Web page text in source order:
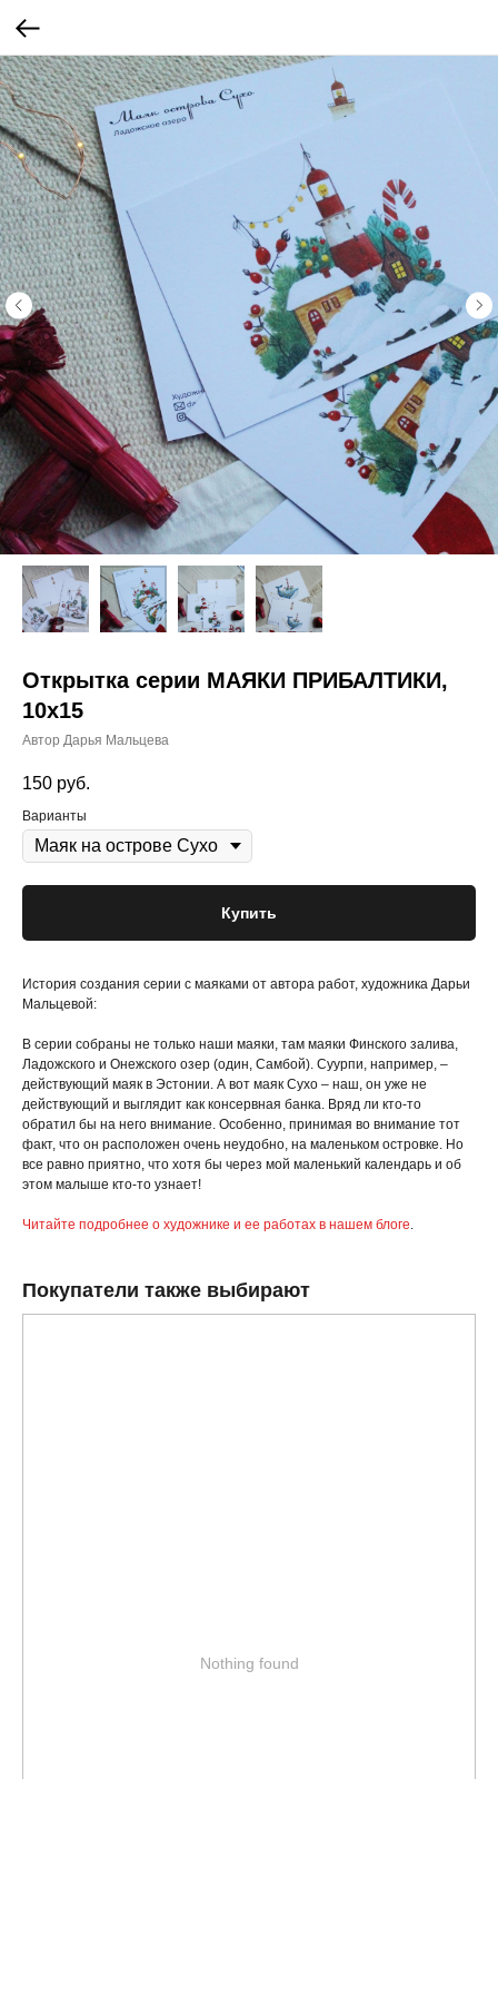
Открытка серии МАЯКИ ПРИБАЛТИКИ,
10х15
Автор Дарья Мальцева
150 руб.
Варианты
Купить
История создания серии с маяками от автора работ, художника Дарьи
Мальцевой:
В серии собраны не только наши маяки, там маяки Финского залива,
Ладожского и Онежского озер (один, Самбой). Суурпи, например, –
действующий маяк в Эстонии. А вот маяк Сухо – наш, он уже не
действующий и выглядит как консервная банка. Вряд ли кто-то
обратил бы на него внимание. Особенно, принимая во внимание тот
факт, что он расположен очень неудобно, на маленьком островке. Но
все равно приятно, что хотя бы через мой маленький календарь и об
этом малыше кто-то узнает!
Читайте подробнее о художнике и ее работах в нашем блоге.
Покупатели также выбирают
Nothing found